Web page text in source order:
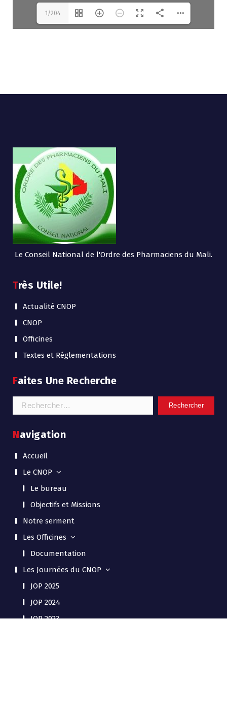
1/204
Le Conseil National de l'Ordre des Pharmaciens du Mali.
Très Utile!
Actualité CNOP
CNOP
Officines
Textes et Réglementations
Faites Une Recherche
Navigation
Accueil
Le CNOP
Le bureau
Objectifs et Missions
Notre serment
Les Officines
Documentation
Les Journées du CNOP
JOP 2025
JOP 2024
JOP 2023